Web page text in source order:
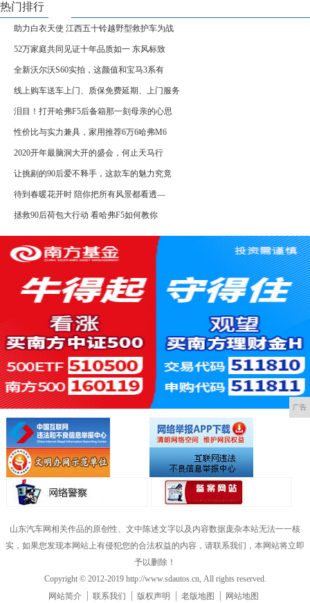
热门排行
助力白衣天使 江西五十铃越野型救护车为战
52万家庭共同见证十年品质如一 东风标致
全新沃尔沃S60实拍，这颜值和宝马3系有
线上购车送车上门、质保免费延期、上门服务
泪目！打开哈弗F5后备箱那一刻母亲的心思
性价比与实力兼具，家用推荐6万6哈弗M6
2020开年最脑洞大开的盛会，何止天马行
让挑剔的90后爱不释手，这款车的魅力究竟
待到春暖花开时 陪你把所有风景都看透—
拯救90后荷包大行动 看哈弗F5如何教你
广告
山东汽车网相关作品的原创性、文中陈述文字以及内容数据庞杂本站无法一一核
实，如果您发现本网站上有侵犯您的合法权益的内容，请联系我们，本网站将立即
予以删除！
Copyright © 2012-2019 http://www.sdautos.cn, All rights reserved.
网站简介
联系我们 版权声明 老版地图 网站地图